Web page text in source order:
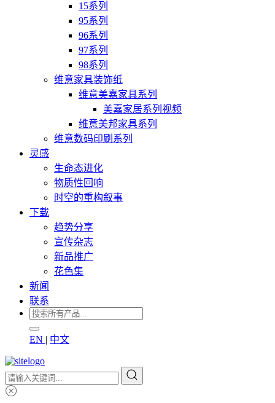
15系列
95系列
96系列
97系列
98系列
维意家具装饰纸
维意美嘉家具系列
美嘉家居系列视频
维意美邦家具系列
维意数码印刷系列
灵感
生命态进化
物质性回响
时空的重构叙事
下载
趋势分享
宣传杂志
新品推广
花色集
新闻
联系
EN | 中文